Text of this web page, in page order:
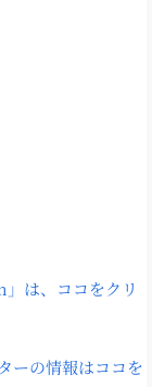
は、ココをクリ
ーの情報はココを